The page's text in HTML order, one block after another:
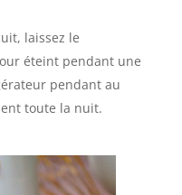
laissez le
éteint pendant une
pendant au
toute la nuit.